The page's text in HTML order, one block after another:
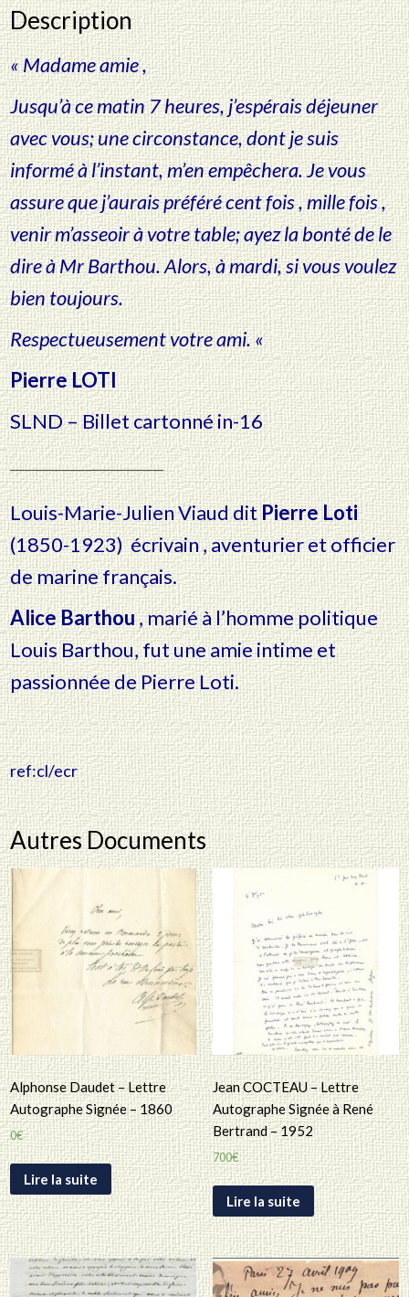
signé
à
Alice
Barthou
Description
« Madame amie ,
Jusqu’à ce matin 7 heures, j’espérais déjeuner
avec vous; une circonstance, dont je suis
informé à l’instant, m’en empêchera. Je vous
assure que j’aurais préféré cent fois , mille fois ,
venir m’asseoir à votre table; ayez la bonté de le
dire à Mr Barthou. Alors, à mardi, si vous voulez
bien toujours.
Respectueusement votre ami. «
Pierre LOTI
SLND – Billet cartonné in-16
____________________________
Louis-Marie-Julien Viaud ditPierre Loti
(1850-1923) écrivain , aventurier et officier
de marine français.
Alice Barthou, marié à l’homme politique
Louis Barthou, fut une amie intime et
passionnée de Pierre Loti.
ref:cl/ecr
Autres Documents
Alphonse Daudet – Lettre
Autographe Signée – 1860
0€
Lire la suite
Jean COCTEAU – Lettre
Autographe Signée à René
Bertrand – 1952
700€
Lire la suite